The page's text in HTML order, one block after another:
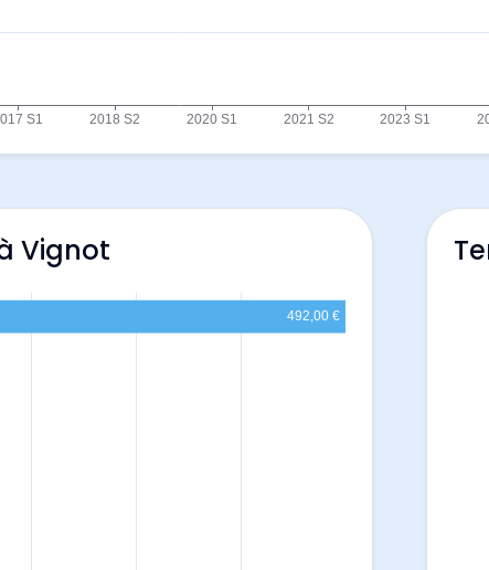
Vignot